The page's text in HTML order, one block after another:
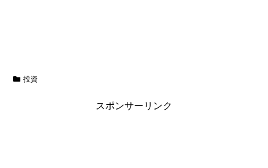
投資
スポンサーリンク